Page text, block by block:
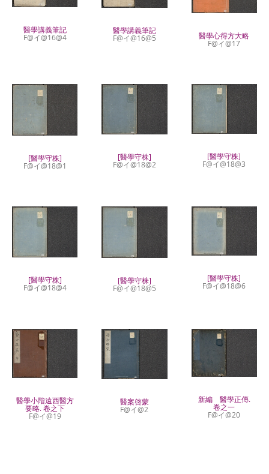
醫學講義筆記
F@イ@16@4
醫學講義筆記
F@イ@16@5 醫學心得方大略
F@イ@17
[醫學守株]
F@イ@18@1
[醫學守株]
F@イ@18@2
[醫學守株]
F@イ@18@3
[醫學守株]
F@イ@18@4
[醫學守株]
F@イ@18@5
[醫學守株]
F@イ@18@6
醫學小階遠西醫方
要略. 卷之下
F@イ@19
醫案啓蒙
F@イ@2
新編 醫學正傳.
卷之一
F@イ@20